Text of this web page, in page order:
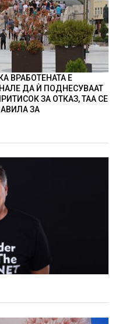
ВРАБОТЕНАТА Е
ДА Ѝ ПОДНЕСУВААТ
ЗА ОТКАЗ, ТАА СЕ
ЗА